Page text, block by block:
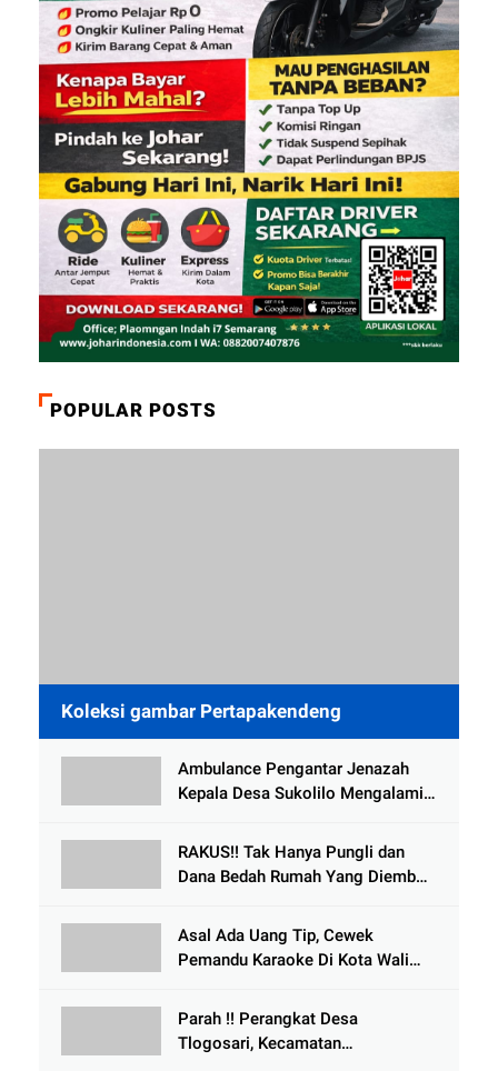
POPULAR POSTS
Koleksi gambar Pertapakendeng
Ambulance Pengantar Jenazah
Kepala Desa Sukolilo Mengalami
Meninggal Dunia
RAKUS!! Tak Hanya Pungli dan
Dana Bedah Rumah Yang Diembat,
Tlogowungu, di Duga
Selewengkan Bantuan Mushola
Asal Ada Uang Tip, Cewek
Pemandu Karaoke Di Kota Wali
Parah !! Perangkat Desa
Tlogosari, Kecamatan